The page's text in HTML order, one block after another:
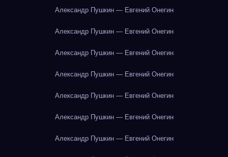
Александр Пушкин — Евгений Онегин
Александр Пушкин — Евгений Онегин
Александр Пушкин — Евгений Онегин
Александр Пушкин — Евгений Онегин
Александр Пушкин — Евгений Онегин
Александр Пушкин — Евгений Онегин
Александр Пушкин — Евгений Онегин